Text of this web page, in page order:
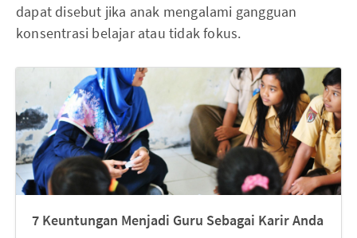
dapat disebut jika anak mengalami gangguan
konsentrasi belajar atau tidak fokus.
7 Keuntungan Menjadi Guru Sebagai Karir Anda